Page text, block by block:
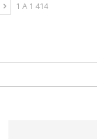
1 A 1 414